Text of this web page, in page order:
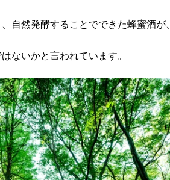
自然発酵することでできた蜂蜜酒が、
ないかと言われています。